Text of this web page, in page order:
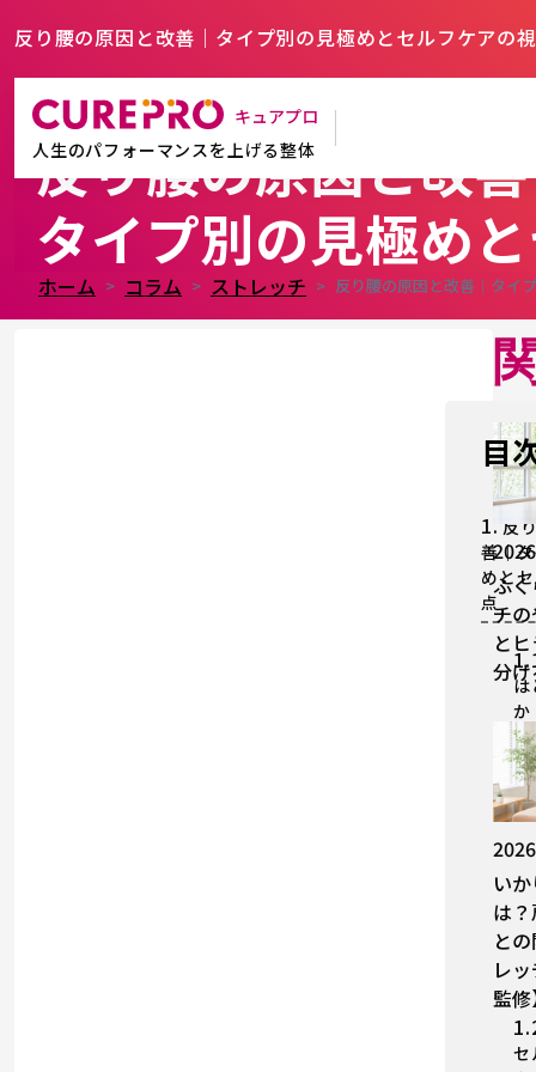
キュアプロ
人生のパフォーマンスを上げる整体
反り腰の原因と改善
タイプ別の見極め
ホーム コラム ストレッチ 反り腰の原因と改善｜タイ
目
1. 反
善｜
めと
点
は
か
セ
反り腰の原因と改善｜タイプ別の見極めとセルフケアの
ふ
チ
と
分
い
は
と
レ
監